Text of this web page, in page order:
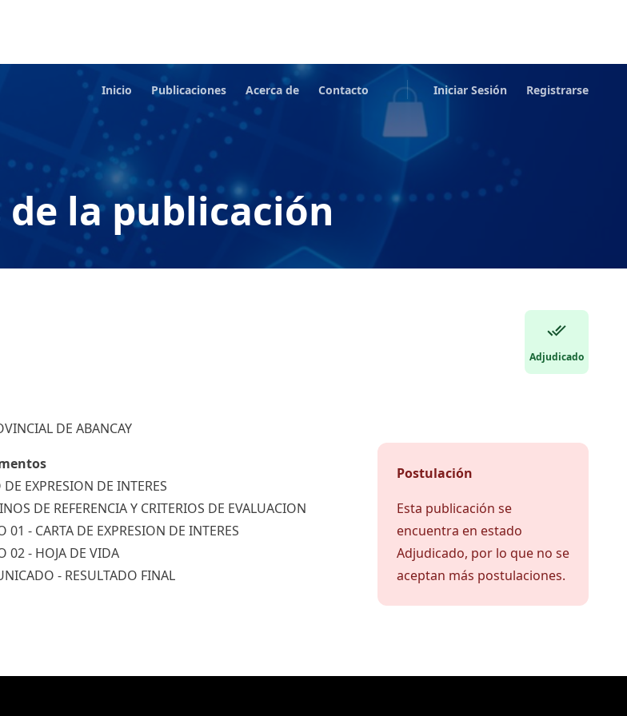
Inicio Publicaciones Acerca de Contacto Iniciar Sesión Registrarse
de la publicación
Adjudicado
DE ABANCAY
DE EXPRESION DE INTERES
DE REFERENCIA Y CRITERIOS DE EVALUACION
01 - CARTA DE EXPRESION DE INTERES
02 - HOJA DE VIDA
- RESULTADO FINAL
Postulación
Esta publicación se
encuentra en estado
Adjudicado, por lo que no se
aceptan más postulaciones.